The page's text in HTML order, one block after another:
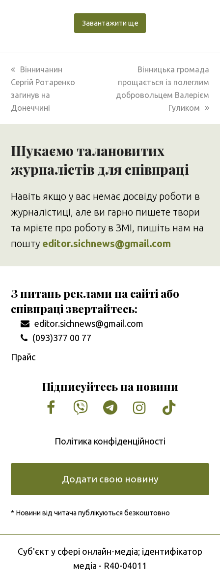
Завантажити ще
previous
post:
Вінничанин
Сергій Ротаренко
загинув на
Донеччині
next
post:
Вінницька громада
прощається із полеглим
добровольцем Валерієм
Гуликом
Шукаємо талановитих
журналістів для співпраці
Навіть якщо у вас немає досвіду роботи в
журналістиці, але ви гарно пишете твори
та мрієте про роботу в ЗМІ, пишіть нам на
пошту editor.sichnews@gmail.com
З питань реклами на сайті або
співпраці звертайтесь:
editor.sichnews@gmail.com
(093)377 00 77
Прайс
Підписуйтесь на новини
Facebook
VimeoTumblrInstagram
Tiktok
Політика конфіденційності
Додати свою новину
* Новини від читача публікуються безкоштовно
Cуб'єкт у сфері онлайн-медіа; ідентифікатор
медіа - R40-04011